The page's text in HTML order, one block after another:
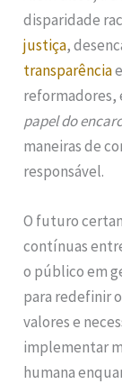
disparidade
justiça,
transparênciae
reformadores,
papel do
maneiras de
responsável.
O futuro
contínuas
o público em
para redefinir
valores e
implementar
humana